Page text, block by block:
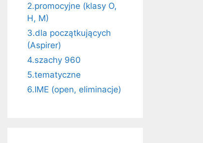
2.promocyjne (klasy O,
H, M)
3.dla początkujących
(Aspirer)
4.szachy 960
5.tematyczne
6.IME (open, eliminacje)